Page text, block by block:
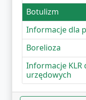
Botulizm
Informacje dla
Borelioza
Informacje
urzędowych